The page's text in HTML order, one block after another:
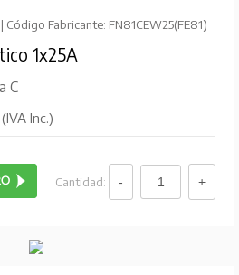
Fabricante: FN81CEW25(FE81)
1x25A
C
Inc.)
Cantidad: